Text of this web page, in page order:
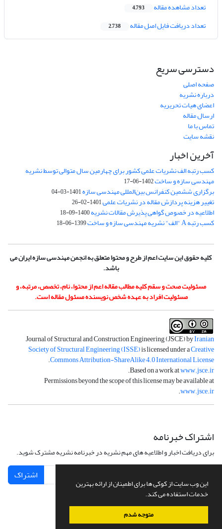
این وب سایت از کوکی ها برای اطمینان از ارائه بهترین
خدمات استفاده می کند.
متوجه شدم
تعداد مشاهده مقاله 4,793
تعداد دریافت فایل اصل مقاله 2,738
دسترسی سریع
صفحه اصلی
درباره نشریه
اعضای هیات تحریریه
ارسال مقاله
تماس با ما
نقشه سایت
آخرین اخبار
کسب رتبه الف نشریات علمی کشور برای چهارمین سال متوالی توسط نشریه
مهندسی سازه و ساخت1402-06-17
برگزاری ششمین کنفرانس بین‌المللی مهندسی سازه1401-03-04
تغییر هزینه پردازش مقاله در نشریات علمی1401-02-26
اطلاعیه در خصوص گواهی پذیرش مقالات نشریه1400-09-18
کسب رتبه A "الف" نشریه مهندسی سازه و ساخت 1399-06-18
کلیه حقوق این سایت اعم از طرح و محتوا متعلق به انجمن مهندسی سازه ایران می
باشد.
مسئولیت صحت و سقم کلیه مطالب مقاله اعم از محتوا، نام، تخصص، مرتبه، و
مسئولیت افراد به عهده شخص نویسنده مسئول مقاله است.
Journal of Structural and Construction Engineering (JSCE) byIranian
Society of Structural Engineering (ISSE)is licensed under aCreative
Commons Attribution-ShareAlike 4.0 International License
.
Based on a work atwww.jsce.ir
.
Permissions beyond the scope of this license may be available at
www.jsce.ir
.
اشتراک خبرنامه
برای دریافت اخبار و اطلاعیه های مهم نشریه در خبرنامه نشریه مشترک شوید.
اشتراک
سامانه مدیریت نشریات علمی.طراحی و پیاده سازی ازسیناوب